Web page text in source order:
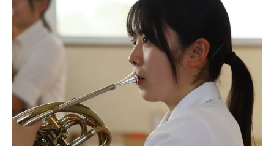
楽
部
年
5
月
16
日